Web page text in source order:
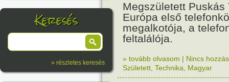
Keresés
» részletes keresés
Megszületett Puskás
Európa első
megalkotója, a
feltalálója.
» tovább olvasom | Nincs
Született Technika Magyar